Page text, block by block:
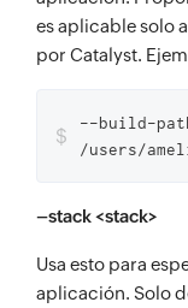
es aplicable solo
por Catalyst.
$
--build-
/users/
–stack <stack>
Usa esto para
aplicación. Solo